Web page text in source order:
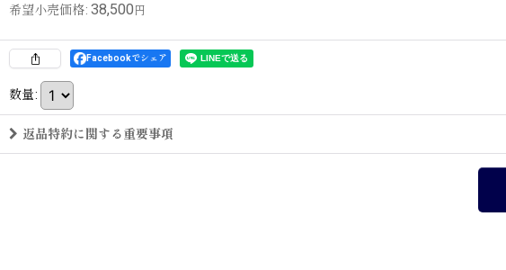
希望小売価格: 38,500 円
Facebookでシェア
数量:
返品特約に関する重要事項